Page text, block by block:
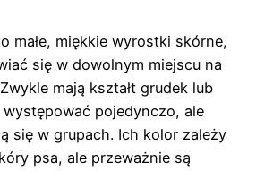
małe, miękkie wyrostki skórne,
się w dowolnym miejscu na
mają kształt grudek lub
pojedynczo, ale
się w grupach. Ich kolor zależy
psa, ale przeważnie są